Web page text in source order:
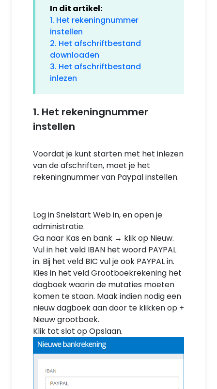
In dit artikel:
1. Het rekeningnummer
instellen
2. Het afschriftbestand
downloaden
3. Het afschriftbestand
inlezen
1. Het rekeningnummer
instellen
Voordat je kunt starten met het inlezen
van de afschriften, moet je het
rekeningnummer van Paypal instellen.
Log in Snelstart Web in, en open je
administratie.
Ga naar Kas en bank → klik op Nieuw.
Vul in het veld IBAN het woord PAYPAL
in. Bij het veld BIC vul je ook PAYPAL in.
Kies in het veld Grootboekrekening het
dagboek waarin de mutaties moeten
komen te staan. Maak indien nodig een
nieuw dagboek aan door te klikken op +
Nieuw grootboek.
Klik tot slot op Opslaan.